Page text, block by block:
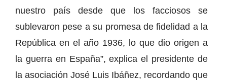
nuestro país desde que los facciosos se
sublevaron pese a su promesa de fidelidad a la
República en el año 1936, lo que dio origen a
la guerra en España”, explica el presidente de
la asociación José Luis Ibáñez, recordando que